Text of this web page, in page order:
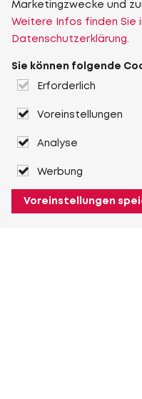
Marketingzwecke und
Weitere Infos finden Sie
Datenschutzerklärung.
Sie können folgende
Erforderlich
Voreinstellungen
Analyse
Werbung
Voreinstellungen